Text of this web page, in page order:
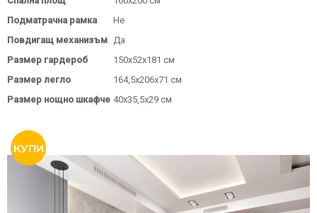
Подматрачна рамка
Не
Повдигащ механизъм Да
Размер гардероб
150х52х181 см
Размер легло
164,5х206х71 см
Размер нощно шкафче 40х35,5х29 см